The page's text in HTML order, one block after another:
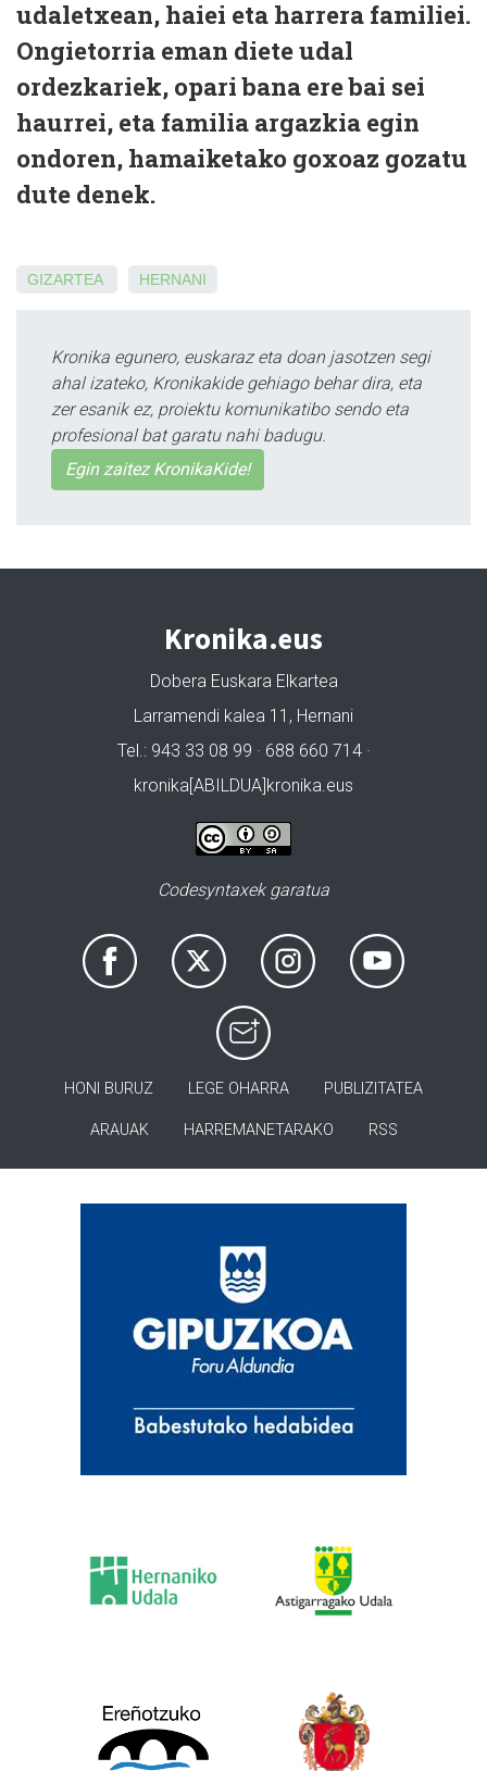
udaletxean, haiei eta harrera familiei.
Ongietorria eman diete udal
ordezkariek, opari bana ere bai sei
haurrei, eta familia argazkia egin
ondoren, hamaiketako goxoaz gozatu
dute denek.
GIZARTEA HERNANI
Kronika egunero, euskaraz eta doan jasotzen segi
ahal izateko, Kronikakide gehiago behar dira, eta
zer esanik ez, proiektu komunikatibo sendo eta
profesional bat garatu nahi badugu.
Egin zaitez KronikaKide!
Kronika.eus
Dobera Euskara Elkartea
Larramendi kalea 11, Hernani
Tel.: 943 33 08 99 · 688 660 714 ·
kronika[ABILDUA]kronika.eus
Codesyntaxek garatua
HONI BURUZ LEGE OHARRA PUBLIZITATEA
ARAUAK HARREMANETARAKO RSS